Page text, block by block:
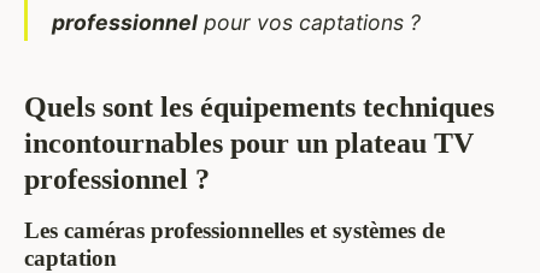
professionnel pour vos captations ?
Quels sont les équipements techniques
incontournables pour un plateau TV
professionnel ?
Les caméras professionnelles et systèmes de
captation